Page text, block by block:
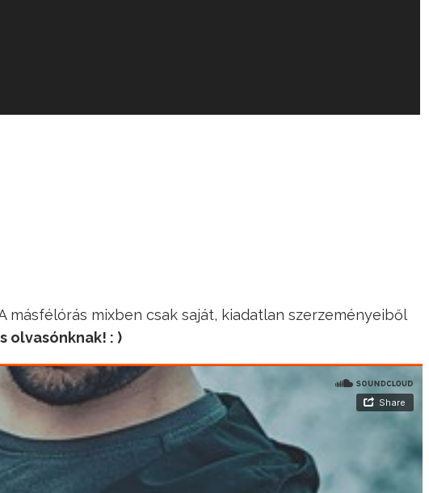
másfélórás mixben csak saját, kiadatlan szerzeményeiből
olvasónknak! : )